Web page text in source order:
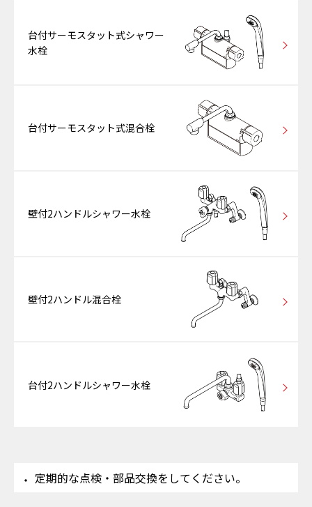
台付サーモスタット式シャワー
水栓
台付サーモスタット式混合栓
壁付2ハンドルシャワー水栓
壁付2ハンドル混合栓
台付2ハンドルシャワー水栓
定期的な点検・部品交換をしてください。